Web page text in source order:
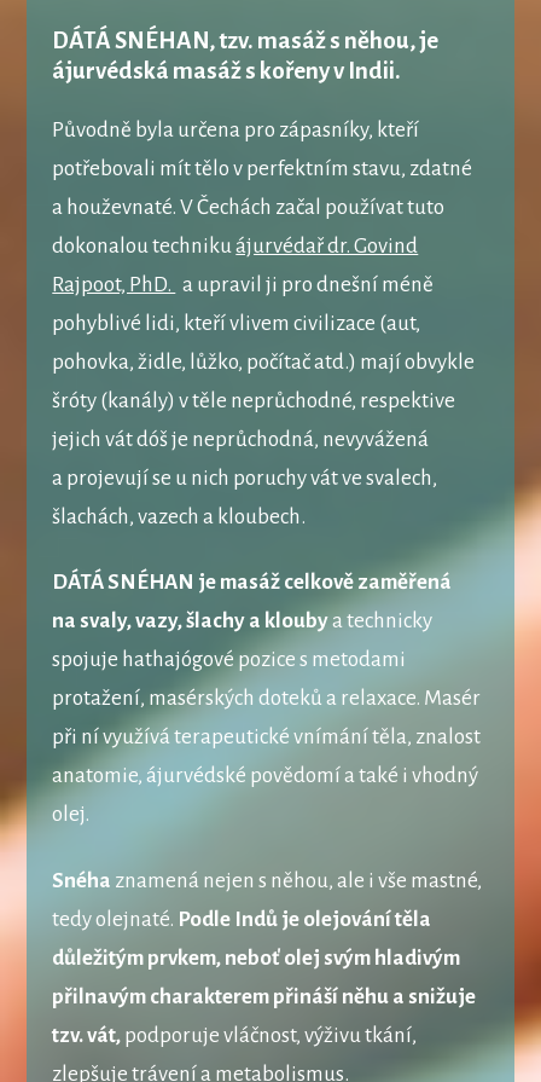
DÁTÁ SNÉHAN, tzv. masáž s něhou,je
ájurvédská masáž s kořeny v Indii.
Původně byla určena pro zápasníky, kteří
potřebovali mít tělo v perfektním stavu, zdatné
a houževnaté. V Čechách začal používat tuto
dokonalou technikuájurvédař dr. Govind
Rajpoot, PhD. a upravil ji pro dnešní méně
pohyblivé lidi, kteří vlivem civilizace (aut,
pohovka, židle, lůžko, počítač atd.) mají obvykle
šróty (kanály) v těle neprůchodné, respektive
jejich vát dóš je neprůchodná, nevyvážená
a projevují se u nich poruchy vát ve svalech,
šlachách, vazech a kloubech.
DÁTÁ SNÉHAN je masáž celkově zaměřená
na svaly, vazy, šlachy a kloubya technicky
spojuje hathajógové pozice s metodami
protažení, masérských doteků a relaxace. Masér
při ní využívá terapeutické vnímání těla, znalost
anatomie, ájurvédské povědomí a také i vhodný
olej.
Snéha znamená nejen s něhou, ale i vše mastné,
tedy olejnaté. Podle Indů je olejování těla
důležitým prvkem, neboť olej svým hladivým
přilnavým charakterem přináší něhu a snižuje
tzv. vát, podporuje vláčnost, výživu tkání,
zlepšuje trávení a metabolismus.